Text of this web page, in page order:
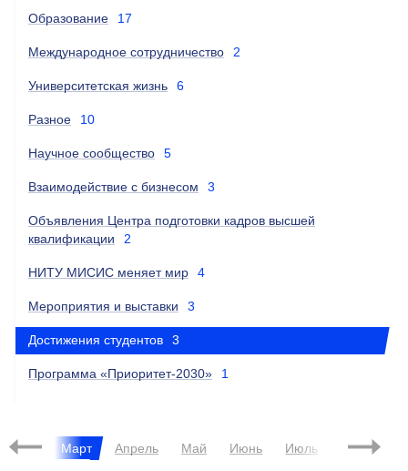
Образование 17
Международное сотрудничество 2
Университетская жизнь 6
Разное 10
Научное сообщество 5
Взаимодействие с бизнесом 3
Объявления Центра подготовки кадров высшей
квалификации
2
НИТУ МИСИС меняет мир 4
Мероприятия и выставки 3
Достижения студентов 3
Программа «Приоритет-2030» 1
Март Апрель Май Июнь Июль Август